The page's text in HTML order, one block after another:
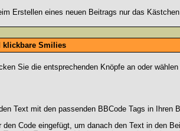
Erstellen eines neuen Beitrags nur das
klickbare Smilies
Sie die entsprechenden Knöpfe an oder
Text mit den passenden BBCode Tags in Ihren
Code eingefügt, um danach den Text in den